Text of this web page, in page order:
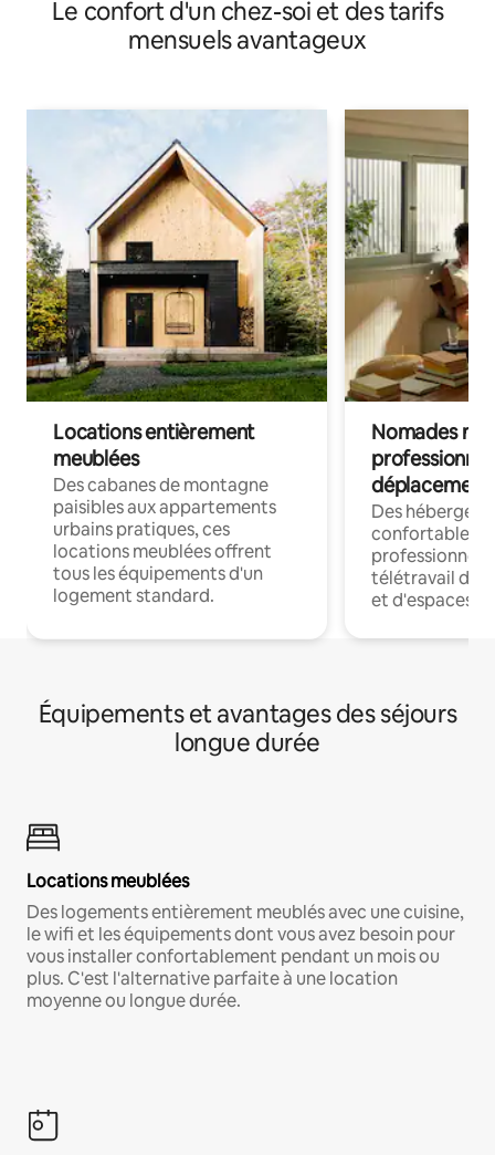
l'autoroute A5
Le confort d'un chez-soi et des tarifs
mensuels avantageux
Locations entièrement
meublées
Des cabanes de montagne
paisibles aux appartements
urbains pratiques, ces
locations meublées offrent
tous les équipements d'un
logement standard.
Nomades
déplacement
Des
confortables
professionnels
télétravail
et d'espaces
Équipements et avantages des séjours
longue durée
Locations meublées
Des logements entièrement meublés avec une cuisine,
le wifi et les équipements dont vous avez besoin pour
vous installer confortablement pendant un mois ou
plus. C'est l'alternative parfaite à une location
moyenne ou longue durée.